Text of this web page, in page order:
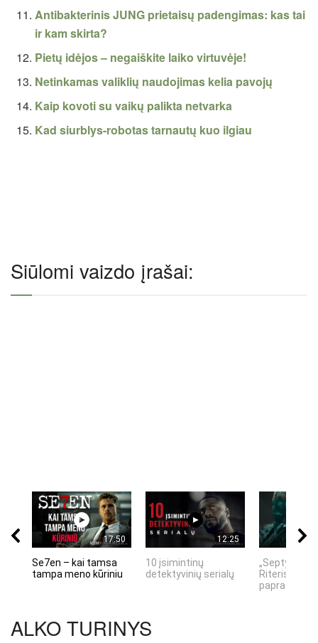
Antibakterinis JUNG prietaisų padengimas: kas tai
ir kam skirta?
Pietų idėjos – negaiškite laiko virtuvėje!
Netinkamas valiklių naudojimas kelia pavojų
Kaip kovoti su vaikų palikta netvarka
Kad siurblys-robotas tarnautų kuo ilgiau
Siūlomi vaizdo įrašai:
17:50
Se7en – kai tamsa
tampa meno kūriniu
12:25
10 įsimintinų
detektyvinių serialų
„Septynių
Riteris" – kai
ALKO TURINYS